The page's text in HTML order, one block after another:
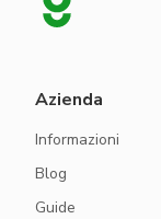
Azienda
Informazioni
Blog
Guide